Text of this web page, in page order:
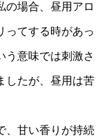
の場合、昼用アロ
ってする時があっ
う意味では刺激さ
したが、昼用は苦
、甘い香りが持続